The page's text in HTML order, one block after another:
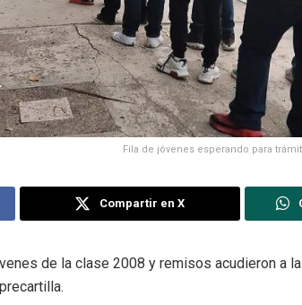
Fila de jóvenes esperando para
Compartir en X
de la clase 2008 y remisos acudieron a